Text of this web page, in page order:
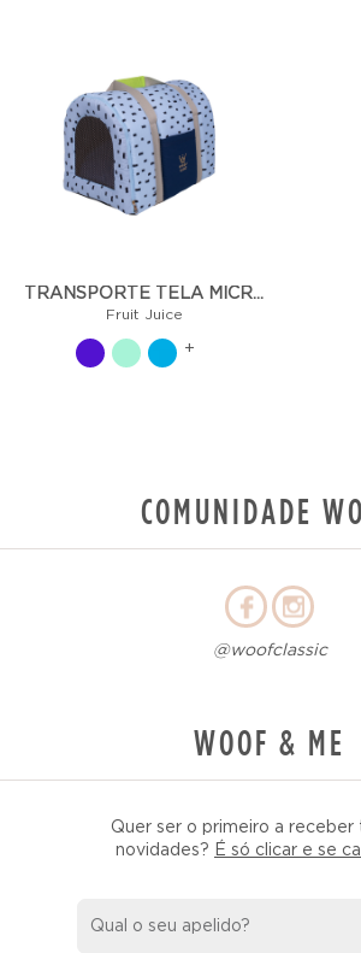
TRANSPORTE TELA MICROFIBRA/TRICOLINE - FRUIT JUICE
Fruit Juice
+
COMUNIDADE
@woofclassic
WOOF & ME
Quer ser o primeiro a receber
novidades? É só clicar e se